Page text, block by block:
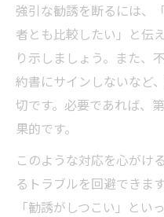
強引な勧誘を断るには、
者とも比較したい」と伝
り示しましょう。また、
約書にサインしないなど
切です。必要であれば、
果的です。
このような対応を心がけ
るトラブルを回避できま
「勧誘がしつこい」と